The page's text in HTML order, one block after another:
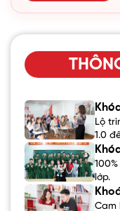
Lộ
1.0
lớp.
Cam